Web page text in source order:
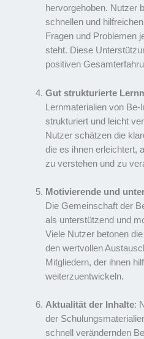
hervorgehoben. Nutzer
schnellen und
Fragen und Problemen
steht. Diese
positiven
Gut strukturierte
Lernmaterialien von
strukturiert und leicht
Nutzer schätzen die
die es ihnen erleichtert,
zu verstehen und zu
Motivierende und
Die Gemeinschaft der
als unterstützend und
Viele Nutzer betonen
den wertvollen
Mitgliedern, der ihnen
weiterzuentwickeln.
Aktualität der Inhalte:
der
schnell verändernden